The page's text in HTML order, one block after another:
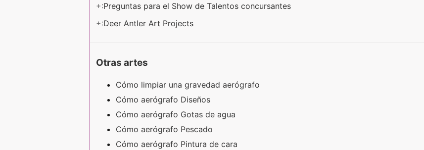
+:Preguntas para el Show de Talentos concursantes
+:Deer Antler Art Projects
Otras artes
Cómo limpiar una gravedad aerógrafo
Cómo aerógrafo Diseños
Cómo aerógrafo Gotas de agua
Cómo aerógrafo Pescado
Cómo aerógrafo Pintura de cara